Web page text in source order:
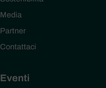
Media
Partner
Contattaci
Eventi